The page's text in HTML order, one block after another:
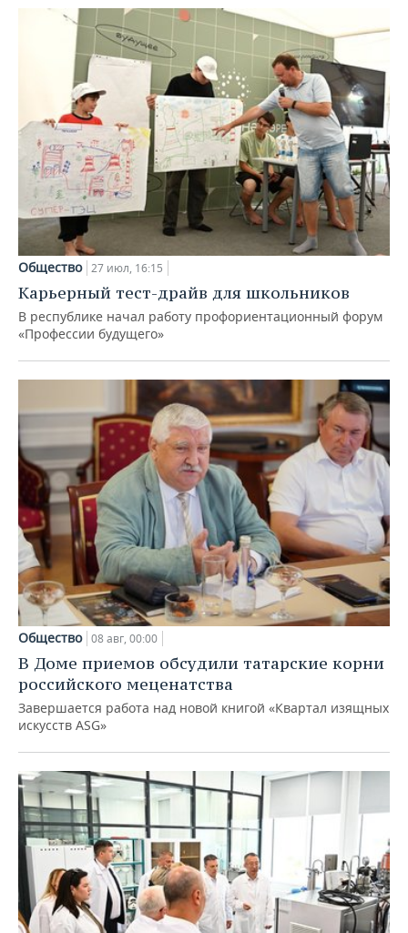
Общество 27 июл, 16:15
Карьерный тест-драйв для школьников
В республике начал работу профориентационный форум
«Профессии будущего»
Общество 08 авг, 00:00
В Доме приемов обсудили татарские корни
российского меценатства
Завершается работа над новой книгой «Квартал изящных
искусств ASG»